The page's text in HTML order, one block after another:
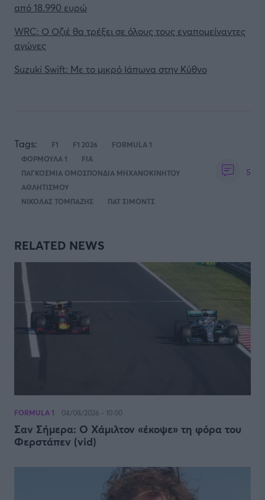
από 18.990 ευρώ
WRC: Ο Οζιέ θα τρέξει σε όλους τους εναπομείναντες
αγώνες
Suzuki Swift: Με το μικρό Ιάπωνα στην Κύθνο
Tags: F1 F1 2026
FORMULA 1
ΦΟΡΜΟΥΛΑ 1
FIA
ΠΑΓΚΟΣΜΙΑ ΟΜΟΣΠΟΝΔΙΑ ΜΗΧΑΝΟΚΙΝΗΤΟΥ
ΑΘΛΗΤΙΣΜΟΥ
ΝΙΚΟΛΑΣ ΤΟΜΠΑΖΗΣ
ΠΑΤ ΣΙΜΟΝΤΣ
5
RELATED NEWS
FORMULA 1 04/08/2026 - 10:00
Σαν Σήμερα: Ο Χάμιλτον «έκοψε» τη φόρα του
Φερστάπεν (vid)